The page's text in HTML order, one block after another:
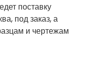
поставку
под заказ, а
и чертежам